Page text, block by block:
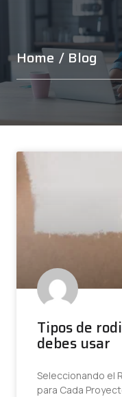
Home / Blog
Tipos de
debes usar
Seleccionando el
para Cada